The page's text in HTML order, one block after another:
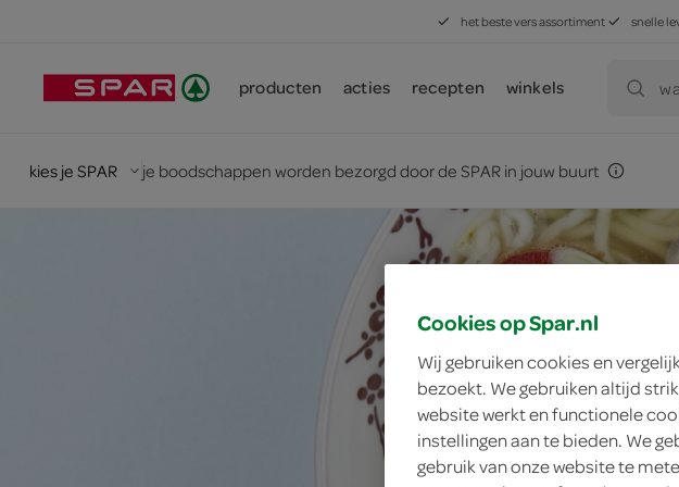
het beste vers assortiment snelle
producten acties recepten winkels
kies je SPAR je boodschappen worden bezorgd door de SPAR in jouw buurt
Cookies op Spar.nl
Wij gebruiken cookies en
bezoekt. We gebruiken altijd
website werkt en functionele
instellingen aan te bieden. We
gebruik van onze website te